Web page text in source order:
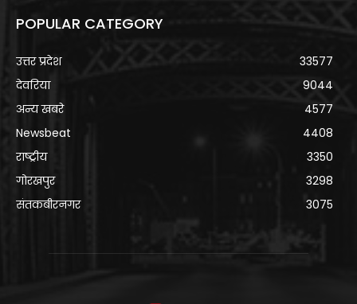
POPULAR CATEGORY
उत्तर प्रदेश
33577
देवरिया
9044
अन्य खबरे
4577
Newsbeat
4408
राष्ट्रीय
3350
गोरखपुर
3298
संतकबीरनगर
3075